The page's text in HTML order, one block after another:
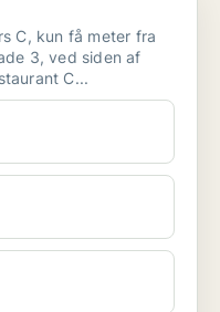
C, kun få meter fra
3, ved siden af
nr 1. Velegnet til: Restaurant C...